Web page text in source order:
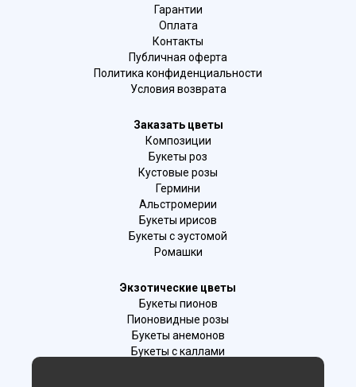
Гарантии
Оплата
Контакты
Публичная оферта
Политика конфиденциальности
Условия возврата
Заказать цветы
Композиции
Букеты роз
Кустовые розы
Гермини
Альстромерии
Букеты ирисов
Букеты с эустомой
Ромашки
Экзотические цветы
Букеты пионов
Пионовидные розы
Букеты анемонов
Букеты с каллами